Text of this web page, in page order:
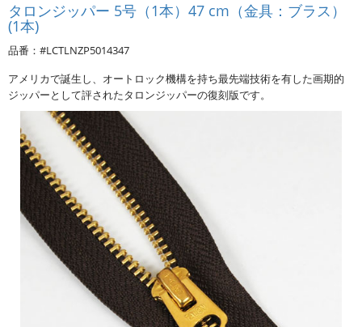
ド
ッ
ト・
ェ
ー
ピ
ー
タロンジッパー 5号（1本）47 cm（金具：ブラス）
(1本)
品番：#LCTLNZP5014347
アメリカで誕生し、オートロック機構を持ち最先端技術を有した画期的
ジッパーとして評されたタロンジッパーの復刻版です。